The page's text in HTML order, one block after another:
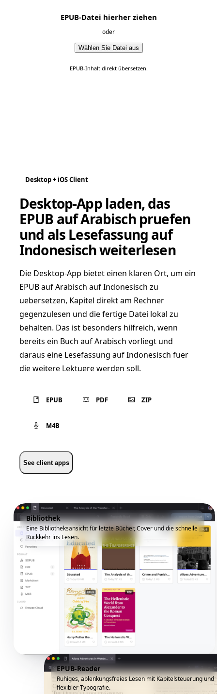
EPUB-Datei hierher ziehen
oder
Wählen Sie Datei aus
EPUB-Inhalt direkt übersetzen.
Desktop + iOS Client
Desktop-App laden, das
EPUB auf Arabisch pruefen
und als Lesefassung auf
Indonesisch weiterlesen
Die Desktop-App bietet einen klaren Ort, um ein
EPUB auf Arabisch auf Indonesisch zu
uebersetzen, Kapitel direkt am Rechner
gegenzulesen und die fertige Datei lokal zu
behalten. Das ist besonders hilfreich, wenn
bereits ein Buch auf Arabisch vorliegt und
daraus eine Lesefassung auf Indonesisch fuer
die weitere Lektuere werden soll.
EPUB PDF ZIP
M4B
See client apps
Bibliothek
Eine Bibliotheksansicht für letzte Bücher, Cover und die schnelle
Rückkehr ins Lesen.
EPUB-Reader
Ruhiges, ablenkungsfreies Lesen mit Kapitelsteuerung und
flexibler Typografie.